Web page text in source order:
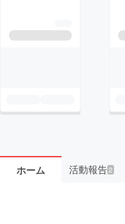
ホーム 活動報告2